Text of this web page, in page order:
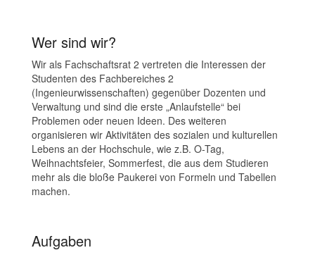
Wer sind wir?
Wir als Fachschaftsrat 2 vertreten die Interessen der
Studenten des Fachbereiches 2
(Ingenieurwissenschaften) gegenüber Dozenten und
Verwaltung und sind die erste „Anlaufstelle“ bei
Problemen oder neuen Ideen. Des weiteren
organisieren wir Aktivitäten des sozialen und kulturellen
Lebens an der Hochschule, wie z.B. O-Tag,
Weihnachtsfeier, Sommerfest, die aus dem Studieren
mehr als die bloße Paukerei von Formeln und Tabellen
machen.
Aufgaben